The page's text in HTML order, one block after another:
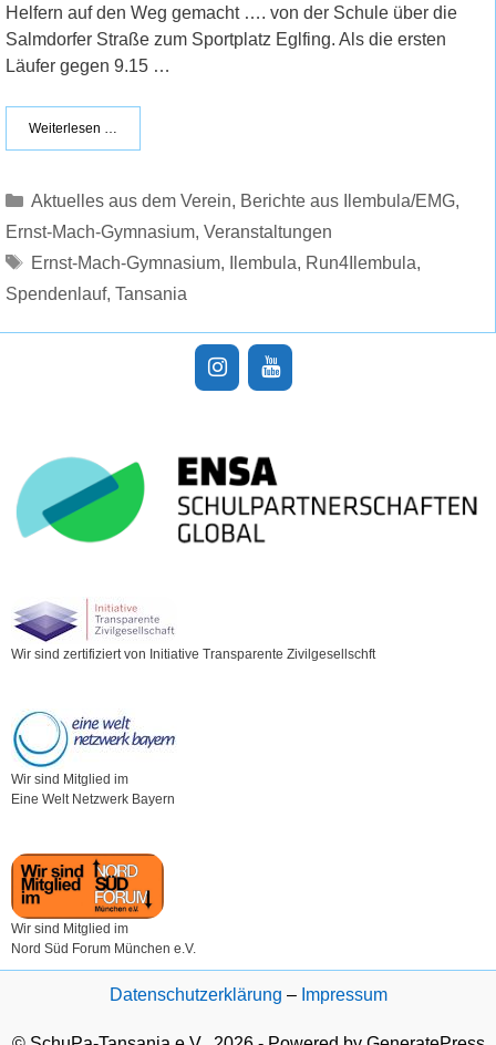
Helfern auf den Weg gemacht …. von der Schule über die
Salmdorfer Straße zum Sportplatz Eglfing. Als die ersten
Läufer gegen 9.15 …
Weiterlesen …
Kategorien
Aktuelles aus dem Verein, Berichte aus Ilembula/EMG,
Ernst-Mach-Gymnasium, Veranstaltungen
Schlagwörter
Ernst-Mach-Gymnasium, Ilembula, Run4Ilembula,
Spendenlauf, Tansania
Wir sind zertifiziert von Initiative Transparente Zivilgesellschft
Wir sind Mitglied im
Eine Welt Netzwerk Bayern
Wir sind Mitglied im
Nord Süd Forum München e.V.
Datenschutzerklärung – Impressum